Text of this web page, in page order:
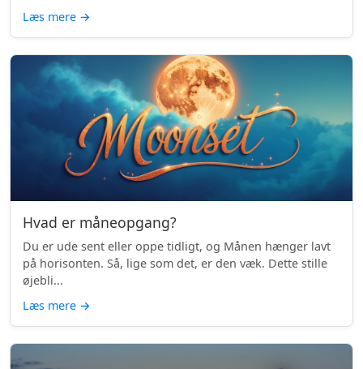
Læs mere →
Hvad er måneopgang?
Du er ude sent eller oppe tidligt, og Månen hænger lavt
på horisonten. Så, lige som det, er den væk. Dette stille
øjebli...
Læs mere →